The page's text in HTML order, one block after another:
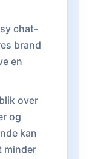
chat-
brand
en
over
og
kan
minder